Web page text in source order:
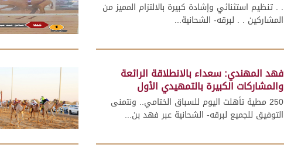
. . تنظيم استثنائي وإشادة كبيرة بالالتزام المميز من
المشاركين . . لبرقه- الشحانية...
فهد المهندي: سعداء بالانطلاقة الرائعة
والمشاركات الكبيرة بالتمهيدي الأول
250 مطية تأهلت اليوم للسباق الختامي.. ونتمنى
التوفيق للجميع لبرقه- الشحانية عبر فهد بن...